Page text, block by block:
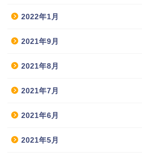
2022年1月
2021年9月
2021年8月
2021年7月
2021年6月
2021年5月